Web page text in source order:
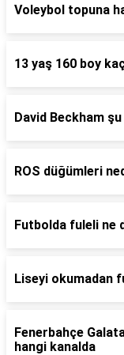
Voleybol topuna
13 yaş 160 boy
David Beckham
ROS düğümleri
Futbolda fuleli ne
Liseyi okumadan
Fenerbahçe
hangi kanalda